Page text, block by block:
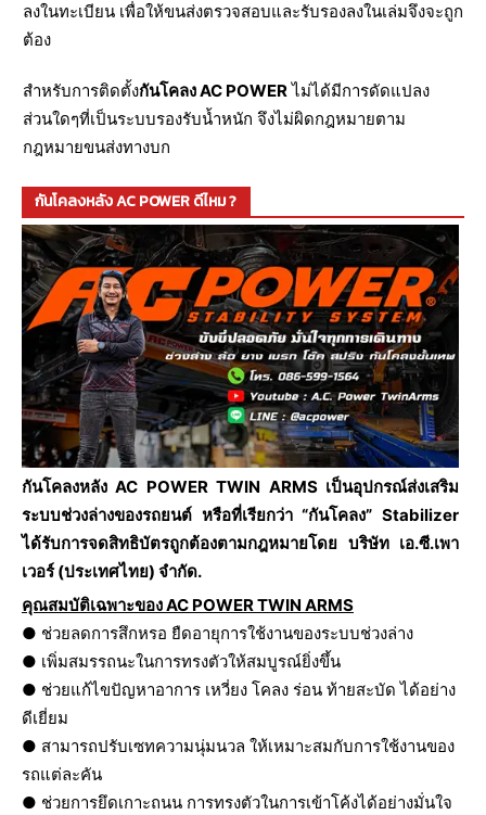
ลงในทะเบียน เพื่อให้ขนส่งตรวจสอบและรับรองลงในเล่มจึงจะถูก
ต้อง
สำหรับการติดตั้งกันโคลง AC POWERไม่ได้มีการดัดแปลง
ส่วนใดๆที่เป็นระบบรองรับน้ำหนัก จึงไม่ผิดกฎหมายตาม
กฎหมายขนส่งทางบก
กันโคลงหลัง AC POWER ดีไหม ?
กันโคลงหลัง AC POWER TWIN ARMS เป็นอุปกรณ์ส่งเสริม
ระบบช่วงล่างของรถยนต์ หรือที่เรียกว่า “กันโคลง” Stabilizer
ได้รับการจดสิทธิบัตรถูกต้องตามกฎหมายโดย บริษัท เอ.ซี.เพา
เวอร์ (ประเทศไทย) จำกัด.
คุณสมบัติเฉพาะของ AC POWER TWIN ARMS
● ช่วยลดการสึกหรอ ยืดอายุการใช้งานของระบบช่วงล่าง
● เพิ่มสมรรถนะในการทรงตัวให้สมบูรณ์ยิ่งขึ้น
● ช่วยแก้ไขปัญหาอาการ เหวี่ยง โคลง ร่อน ท้ายสะบัด ได้อย่าง
ดีเยี่ยม
● สามารถปรับเซทความนุ่มนวล ให้เหมาะสมกับการใช้งานของ
รถแต่ละคัน
● ช่วยการยึดเกาะถนน การทรงตัวในการเข้าโค้งได้อย่างมั่นใจ